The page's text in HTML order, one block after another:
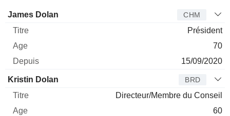
Administrateur
James Dolan CHM
Président
70
15/09/2020
Kristin Dolan BRD
Directeur/Membre du Conseil
60